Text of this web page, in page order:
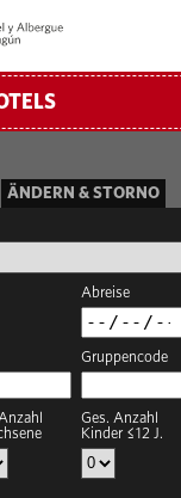
ÄNDERN & STORNO
Abreise
Gruppencode
Ges. Anzahl
Kinder ≤12 J.